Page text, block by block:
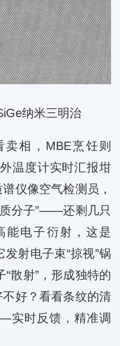
纳米三明治
相，MBE烹饪则
温度计实时汇报坩
仪像空气检测员，
分子”——还剩几只
能电子衍射，这是
发射电子束“掠视”锅
散射”，形成独特的
不好？看看条纹的清
实时反馈，精准调